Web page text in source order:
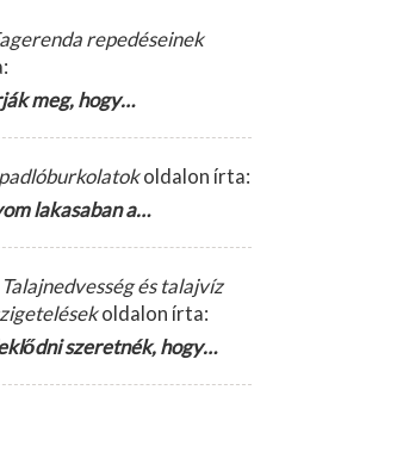
repedéseinek
meg, hogy…
oldalon írta:
lakasaban a…
Talajnedvesség és talajvíz
oldalon írta:
szeretnék, hogy…